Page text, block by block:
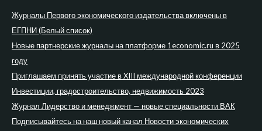
Журналы Первого экономического издательства включены в
ЕГПНИ (Белый список)
Новые партнерские журналы на платформе 1economic.ru в 2025
году
Приглашаем принять участие в XIII международной конференции
Инвестиции, градостроительство, недвижимость 2023
Журнал Лидерство и менеджмент — новые специальности ВАК
Подписывайтесь на наш новый канал Новости экономических